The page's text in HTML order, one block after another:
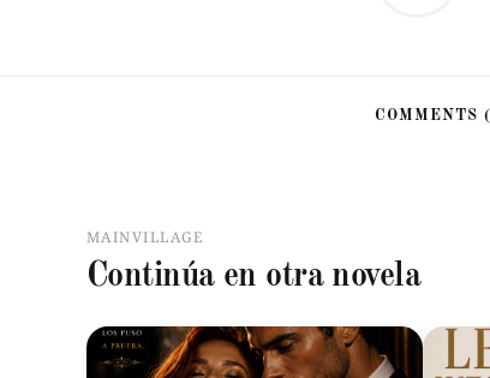
COMMENTS (
MAINVILLAGE
Continúa en otra novela